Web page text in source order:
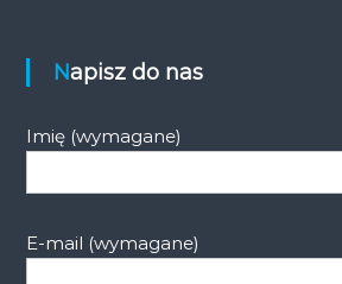
Napisz do nas
Imię (wymagane)
E-mail (wymagane)